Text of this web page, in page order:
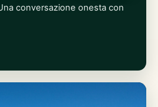
conversazione onesta con